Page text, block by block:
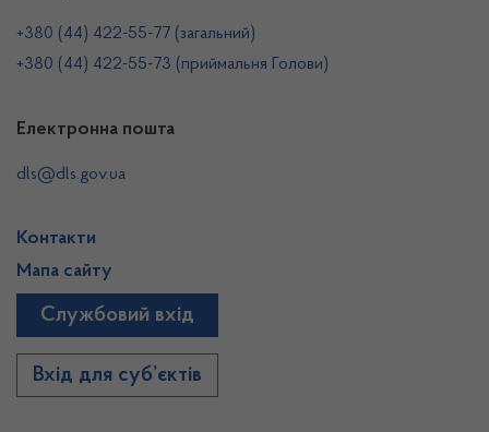
+380 (44) 422-55-77 (загальний)
+380 (44) 422-55-73 (приймальня Голови)
Електронна пошта
dls@dls.gov.ua
Контакти
Мапа сайту
Службовий вхід
Вхід для суб’єктів